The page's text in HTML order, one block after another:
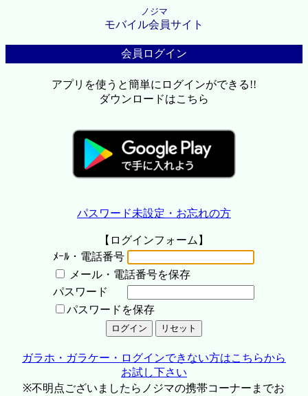
ノジマ
モバイル会員サイト
会員ログイン
アプリを使うと簡単にログインができる!!
ダウンロードはこちら
パスワード未設定・お忘れの方
【ログインフォーム】
ﾒｰﾙ・電話番号
メール・電話番号を保存
パスワード
パスワードを保存
ガラホ・ガラケー・ログインできない方はこちらから
お試し下さい
※不明点ございましたらノジマの携帯コーナーまでお